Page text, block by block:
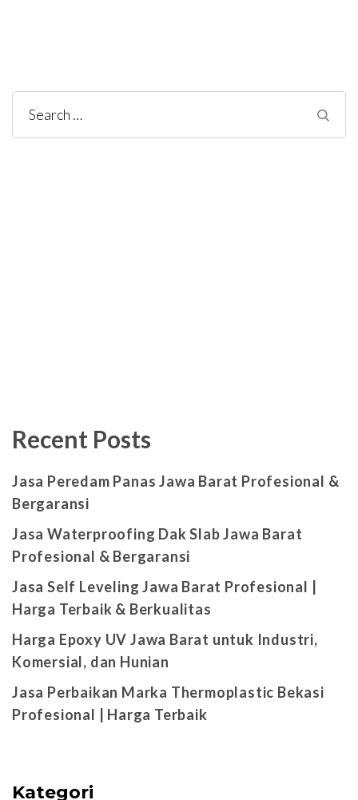
Search
for:
Recent Posts
Jasa Peredam Panas Jawa Barat Profesional &
Bergaransi
Jasa Waterproofing Dak Slab Jawa Barat
Profesional & Bergaransi
Jasa Self Leveling Jawa Barat Profesional |
Harga Terbaik & Berkualitas
Harga Epoxy UV Jawa Barat untuk Industri,
Komersial, dan Hunian
Jasa Perbaikan Marka Thermoplastic Bekasi
Profesional | Harga Terbaik
Kategori